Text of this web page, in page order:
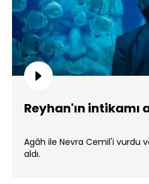
Reyhan'ın intikamı
Agâh ile Nevra Cemil'i vurdu
aldı.